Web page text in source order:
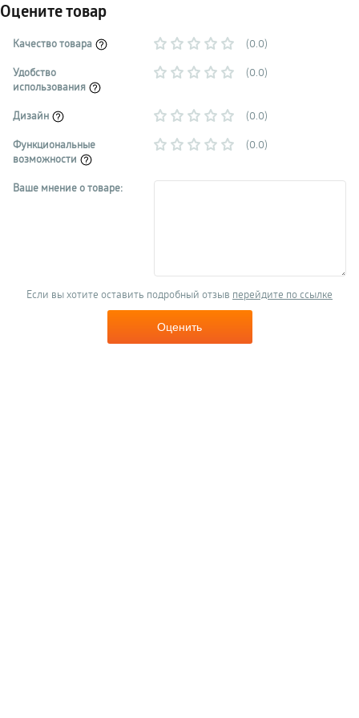
Оцените товар
Качество товара
(0.0)
Удобство
использования
(0.0)
Дизайн
(0.0)
Функциональные
возможности
(0.0)
Ваше мнение о товаре:
Если вы хотите оставить подробный отзыв перейдите по ссылке
Оценить